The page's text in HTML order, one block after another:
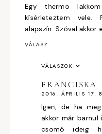
Egy thermo
kísérleteztem vele.
alapszín. Szóval akkor
VÁLASZ
VÁLASZOK
FRANCISKA
2016. ÁPRILIS 17.
Igen, de ha
akkor már barnul
csomó ideig